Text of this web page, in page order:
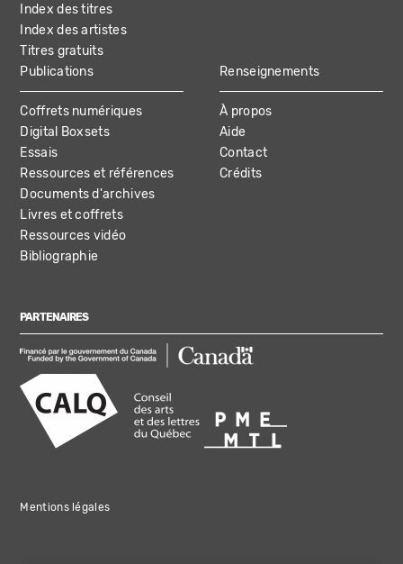
Index des titres
Index des artistes
Titres gratuits
Publications
Coffrets numériques
Digital Boxsets
Essais
Ressources et références
Documents d'archives
Livres et coffrets
Ressources vidéo
Bibliographie
Renseignements
À propos
Aide
Contact
Crédits
PARTENAIRES
Mentions légales